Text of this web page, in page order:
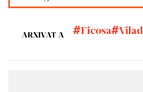
ARXIVAT A Ficosa